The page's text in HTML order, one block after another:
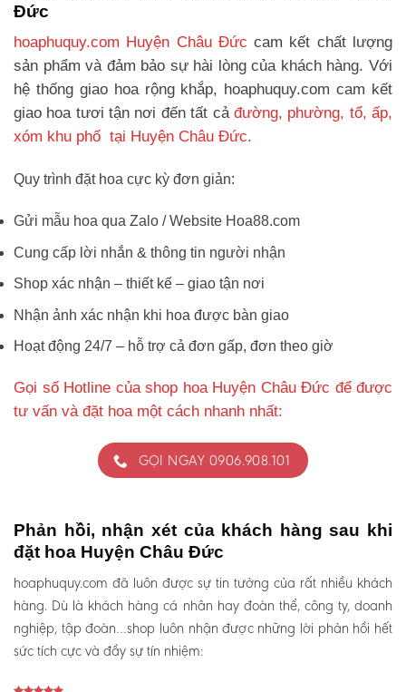
Đức
hoaphuquy.com Huyện Châu Đức cam kết chất lượng
sản phẩm và đảm bảo sự hài lòng của khách hàng. Với
hệ thống giao hoa rộng khắp, hoaphuquy.com cam kết
giao hoa tươi tận nơi đến tất cả đường, phường, tổ, ấp,
xóm khu phố tại Huyện Châu Đức.
Quy trình đặt hoa cực kỳ đơn giản:
Gửi mẫu hoa qua Zalo / Website Hoa88.com
Cung cấp lời nhắn & thông tin người nhận
Shop xác nhận – thiết kế – giao tận nơi
Nhận ảnh xác nhận khi hoa được bàn giao
Hoạt động 24/7 – hỗ trợ cả đơn gấp, đơn theo giờ
Gọi số Hotline của shop hoa Huyện Châu Đức để được
tư vấn và đặt hoa một cách nhanh nhất:
GỌI NGAY 0906.908.101
Phản hồi, nhận xét của khách hàng sau khi
đặt hoa Huyện Châu Đức
hoaphuquy.com đã luôn được sự tin tưởng của rất nhiều khách
hàng. Dù là khách hàng cá nhân hay đoàn thể, công ty, doanh
nghiệp, tập đoàn…shop luôn nhận được những lời phản hồi hết
sức tích cực và đầy sự tín nhiệm: